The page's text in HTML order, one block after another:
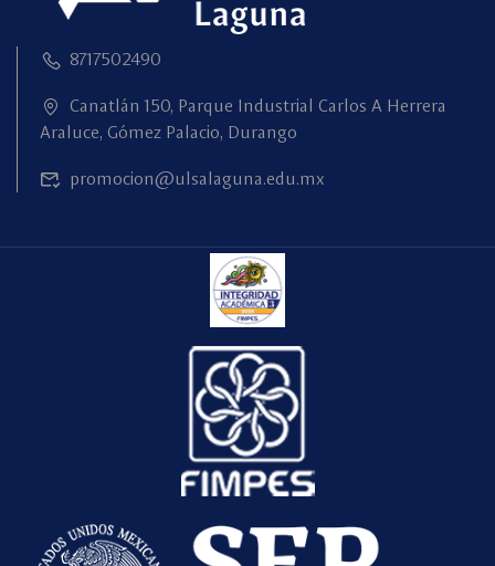
8717502490
Canatlán 150, Parque Industrial Carlos A Herrera
Araluce, Gómez Palacio, Durango
promocion@ulsalaguna.edu.mx